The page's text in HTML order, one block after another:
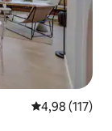
Gemiddelde
4,98 (117)